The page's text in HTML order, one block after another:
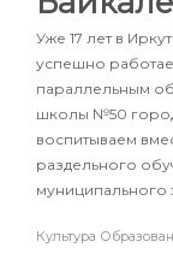
Уже 17 лет в
успешно
параллельным
школы №50
воспитываем
раздельного
муниципального
Культура